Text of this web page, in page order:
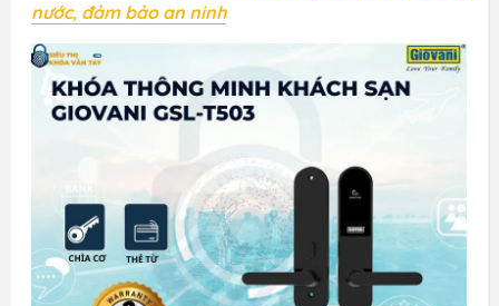
nước, đảm bảo an ninh